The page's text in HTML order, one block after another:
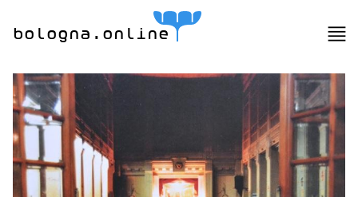
bologna.online